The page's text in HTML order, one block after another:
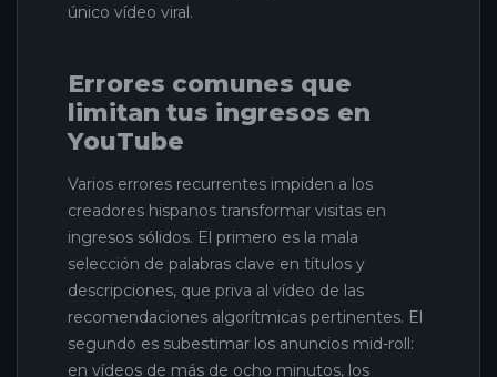
único vídeo viral.
Errores comunes que
limitan tus ingresos en
YouTube
Varios errores recurrentes impiden a los
creadores hispanos transformar visitas en
ingresos sólidos. El primero es la mala
selección de palabras clave en títulos y
descripciones, que priva al vídeo de las
recomendaciones algorítmicas pertinentes. El
segundo es subestimar los anuncios mid-roll:
en vídeos de más de ocho minutos, los